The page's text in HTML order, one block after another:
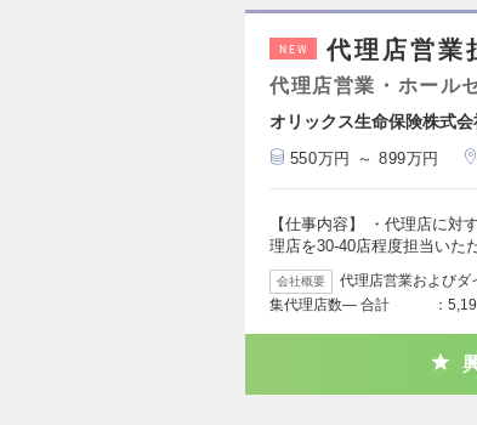
NEW 代理店営業
代理店営業・ホール
オリックス生命保険株式会
550万円 ～ 899万円
【仕事内容】 ・代理店に
理店を30-40店程度担当いた
会社概要
代理店営業および
集代理店数― 合計 ：5,199